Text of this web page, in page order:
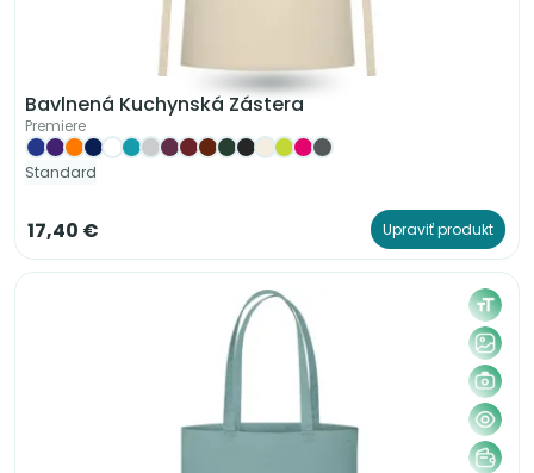
Bavlnená Kuchynská Zástera
Premiere
Standard
17,40 € Upraviť produkt